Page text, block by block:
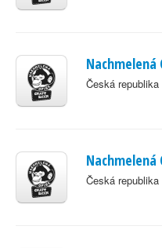
Nachmelená
Česká republika
Nachmelená
Česká republika